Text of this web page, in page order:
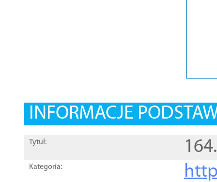
INFORMACJE
Tytuł:
Kategoria: